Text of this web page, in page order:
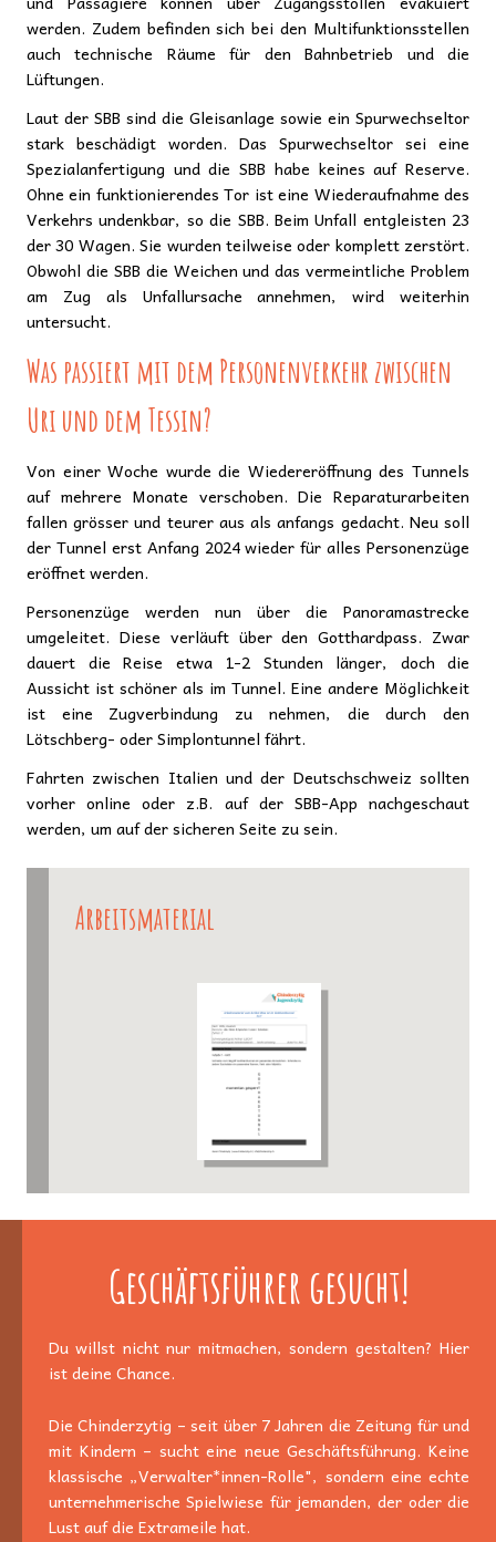
werden. Zudem befinden sich bei den Multifunktionsstellen
auch technische Räume für den Bahnbetrieb und die
Lüftungen.
Laut der SBB sind die Gleisanlage sowie ein Spurwechseltor
stark beschädigt worden. Das Spurwechseltor sei eine
Spezialanfertigung und die SBB habe keines auf Reserve.
Ohne ein funktionierendes Tor ist eine Wiederaufnahme des
Verkehrs undenkbar, so die SBB. Beim Unfall entgleisten 23
der 30 Wagen. Sie wurden teilweise oder komplett zerstört.
Obwohl die SBB die Weichen und das vermeintliche Problem
am Zug als Unfallursache annehmen, wird weiterhin
untersucht.
Was passiert mit dem Personenverkehr zwischen
Uri und dem Tessin?
Von einer Woche wurde die Wiedereröffnung des Tunnels
auf mehrere Monate verschoben. Die Reparaturarbeiten
fallen grösser und teurer aus als anfangs gedacht. Neu soll
der Tunnel erst Anfang 2024 wieder für alles Personenzüge
eröffnet werden.
Personenzüge werden nun über die Panoramastrecke
umgeleitet. Diese verläuft über den Gotthardpass. Zwar
dauert die Reise etwa 1-2 Stunden länger, doch die
Aussicht ist schöner als im Tunnel. Eine andere Möglichkeit
ist eine Zugverbindung zu nehmen, die durch den
Lötschberg- oder Simplontunnel fährt.
Fahrten zwischen Italien und der Deutschschweiz sollten
vorher online oder z.B. auf der SBB-App nachgeschaut
werden, um auf der sicheren Seite zu sein.
Arbeitsmaterial
Geschäftsführer gesucht!
Du willst nicht nur mitmachen, sondern gestalten? Hier
ist deine Chance.
Die Chinderzytig – seit über 7 Jahren die Zeitung für und
mit Kindern – sucht eine neue Geschäftsführung. Keine
klassische „Verwalter*innen-Rolle", sondern eine echte
unternehmerische Spielwiese für jemanden, der oder die
Lust auf die Extrameile hat.